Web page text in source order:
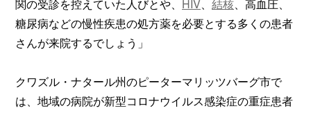
関の受診を控えていた人びとや、 HIV、 結核、高血圧、
糖尿病などの慢性疾患の処方薬を必要とする多くの患者
さんが来院するでしょう」
クワズル・ナタール州のピーターマリッツバーグ市で
は、地域の病院が新型コロナウイルス感染症の重症患者